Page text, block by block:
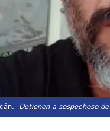
- Detienen a sospechoso